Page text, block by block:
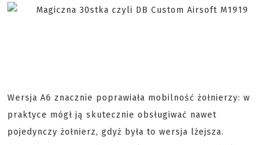
Wersja A6 znacznie poprawiała mobilność żołnierzy: w
praktyce mógł ją skutecznie obsługiwać nawet
pojedynczy żołnierz, gdyż była to wersja lżejsza.